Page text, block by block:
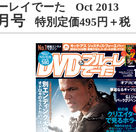
レイでーた Oct 2013
号 特別定価495円＋税